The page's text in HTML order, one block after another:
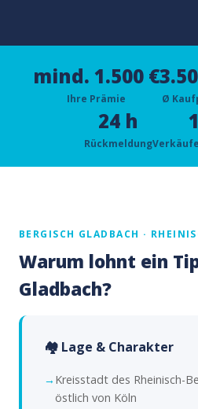
mind. 1.500 €
Ihre Prämie Ø
24 h
Rückmeldung
BERGISCH GLADBACH ·
Warum lohnt ein
Gladbach?
🏘️ Lage & Charakter
Kreisstadt des Rheinisch-
östlich von Köln